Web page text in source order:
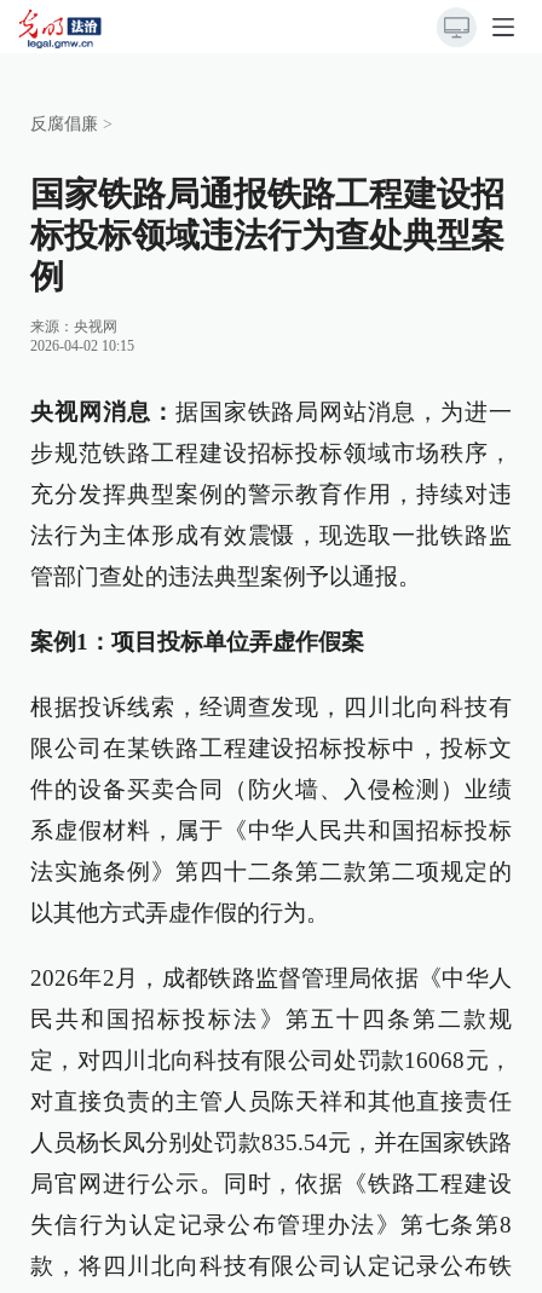
反腐倡廉 >
国家铁路局通报铁路工程建设招
标投标领域违法行为查处典型案
例
来源： 央视网
2026-04-02 10:15
央视网消息： 据国家铁路局网站消息，为进一
步规范铁路工程建设招标投标领域市场秩序，
充分发挥典型案例的警示教育作用，持续对违
法行为主体形成有效震慑，现选取一批铁路监
管部门查处的违法典型案例予以通报。
案例1：项目投标单位弄虚作假案
根据投诉线索，经调查发现，四川北向科技有
限公司在某铁路工程建设招标投标中，投标文
件的设备买卖合同（防火墙、入侵检测）业绩
系虚假材料，属于《中华人民共和国招标投标
法实施条例》第四十二条第二款第二项规定的
以其他方式弄虚作假的行为。
2026年2月，成都铁路监督管理局依据《中华人
民共和国招标投标法》第五十四条第二款规
定，对四川北向科技有限公司处罚款16068元，
对直接负责的主管人员陈天祥和其他直接责任
人员杨长凤分别处罚款835.54元，并在国家铁路
局官网进行公示。同时，依据《铁路工程建设
失信行为认定记录公布管理办法》第七条第8
款，将四川北向科技有限公司认定记录公布铁